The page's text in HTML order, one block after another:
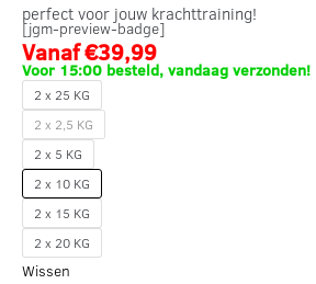
perfect voor jouw krachttraining!
[jgm-preview-badge]
Vanaf€39,99
Voor 15:00 besteld, vandaag verzonden!
2 x 25 KG
2 x 2,5 KG
2 x 5 KG
2 x 10 KG
2 x 15 KG
2 x 20 KG
Wissen